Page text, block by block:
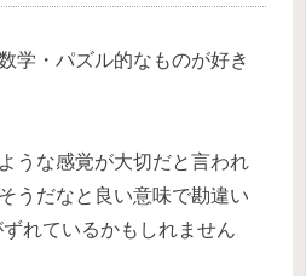
学・パズル的なものが好き
うな感覚が大切だと言われ
うだなと良い意味で勘違い
れているかもしれません